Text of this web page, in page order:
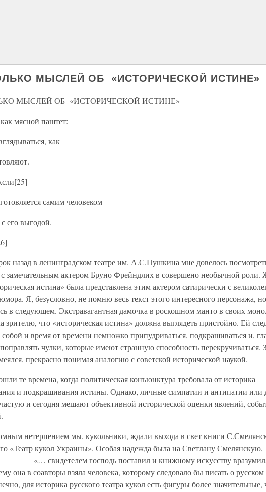
МЫСЛЕЙ ОБ «ИСТОРИЧЕСКОЙ ИСТИНЕ»
МЫСЛЕЙ ОБ «ИСТОРИЧЕСКОЙ ИСТИНЕ»
мясной паштет:
как
самим человеком
его выгодой.
назад в ленинградском театре им. А.С.Пушкина мне довелось
с замечательным актером Бруно Фрейндлих в совершено необычной роли.
истина» была представлена этим актером сатирически с
Я, безусловно, не помню весь текст этого интересного персонажа,
в следующем. Экстравагантная дамочка в роскошном манто в своих
зрителю, что «историческая истина» должна выглядеть пристойно. Ей
собой и время от времени немножко припудриваться, подкрашиваться и,
чулки, которые имеют странную способность перекручиваться.
прекрасно понимая аналогию с советской исторической наукой.
те времена, когда политическая конъюнктура требовала от историка
и подкрашивания истины. Однако, личные симпатии и антипатии или
и сегодня мешают объективной исторической оценки явлений,
нетерпением мы, кукольники, ждали выхода в свет книги
«Театр кукол Украины». Особая надежда была на Светлану Смелянскую,
свидетелем господь поставил и книжному искусству
она в соавторы взяла человека, которому следовало бы писать о русском
для историка русского театра кукол есть фигуры более значительные,